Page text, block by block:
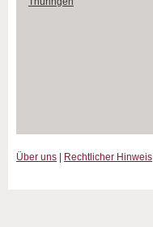
Über uns Rechtlicher Hinweis